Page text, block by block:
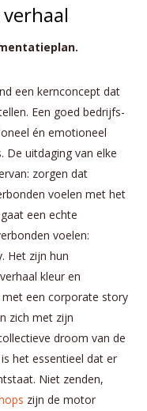
een kernconcept dat
Een goed bedrijfs-
én emotioneel
De uitdaging van elke
zorgen dat
voelen met het
een echte
voelen:
Het zijn hun
kleur en
een corporate story
zich met zijn
droom van de
het essentieel dat er
Niet zenden,
zijn de motor